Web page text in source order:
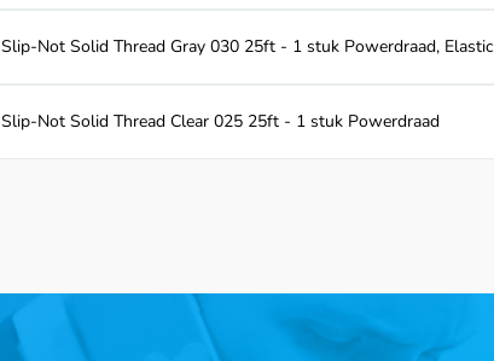
Slip-Not Solid Thread Gray 030 25ft - 1 stuk Powerdraad, Elastic
Slip-Not Solid Thread Clear 025 25ft - 1 stuk Powerdraad